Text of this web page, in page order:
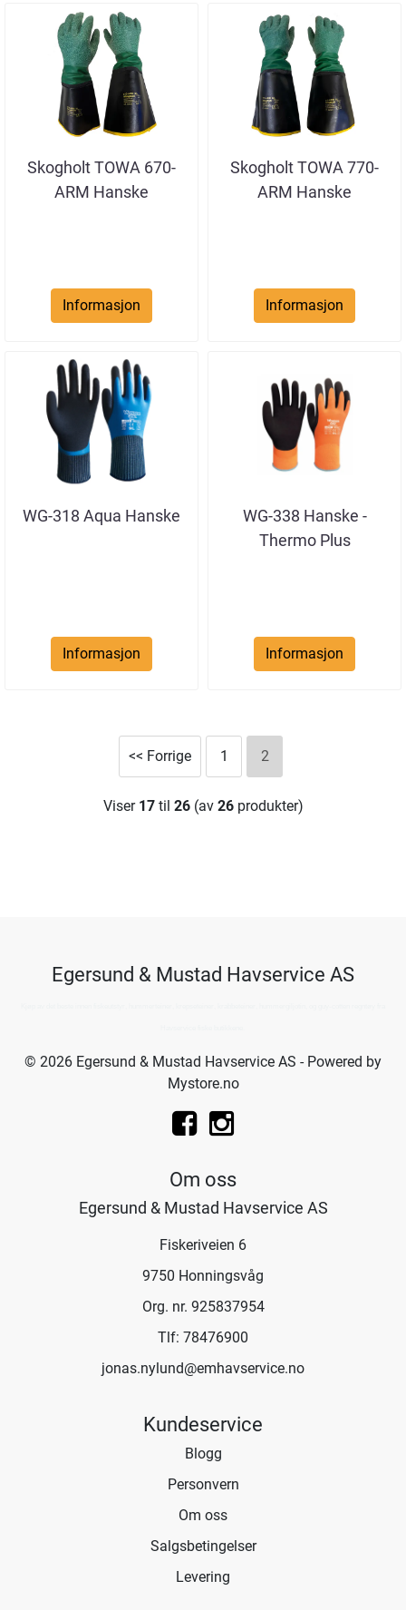
Skogholt TOWA 670-
ARM Hanske
Informasjon
Skogholt TOWA 770-
ARM Hanske
Informasjon
WG-318 Aqua Hanske
Informasjon
WG-338 Hanske -
Thermo Plus
Informasjon
<< Forrige 1 2
Viser 17til 26(av 26produkter)
Egersund & Mustad Havservice AS
© 2026 Egersund & Mustad Havservice AS - Powered by
Mystore.no
Om oss
Egersund & Mustad Havservice AS
Fiskeriveien 6
9750 Honningsvåg
Org. nr. 925837954
Tlf: 78476900
jonas.nylund@emhavservice.no
Kundeservice
Blogg
Personvern
Om oss
Salgsbetingelser
Levering